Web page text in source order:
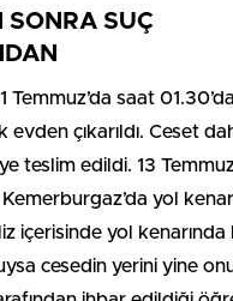
SONRA SUÇ
Temmuz’da saat
evden çıkarıldı. Ceset
teslim edildi. 13
yol
içerisinde yol
cesedin yerini yine